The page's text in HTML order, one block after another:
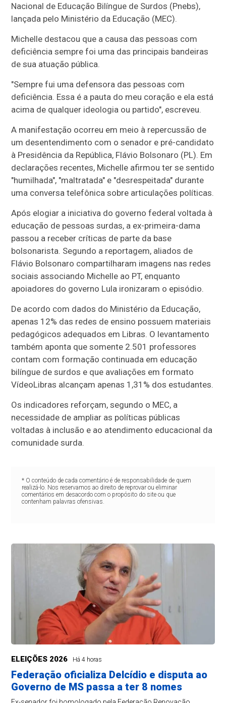
Nacional de Educação Bilíngue de Surdos (Pnebs),
lançada pelo Ministério da Educação (MEC).
Michelle destacou que a causa das pessoas com
deficiência sempre foi uma das principais bandeiras
de sua atuação pública.
"Sempre fui uma defensora das pessoas com
deficiência. Essa é a pauta do meu coração e ela está
acima de qualquer ideologia ou partido", escreveu.
A manifestação ocorreu em meio à repercussão de
um desentendimento com o senador e pré-candidato
à Presidência da República, Flávio Bolsonaro (PL). Em
declarações recentes, Michelle afirmou ter se sentido
"humilhada", "maltratada" e "desrespeitada" durante
uma conversa telefônica sobre articulações políticas.
Após elogiar a iniciativa do governo federal voltada à
educação de pessoas surdas, a ex-primeira-dama
passou a receber críticas de parte da base
bolsonarista. Segundo a reportagem, aliados de
Flávio Bolsonaro compartilharam imagens nas redes
sociais associando Michelle ao PT, enquanto
apoiadores do governo Lula ironizaram o episódio.
De acordo com dados do Ministério da Educação,
apenas 12% das redes de ensino possuem materiais
pedagógicos adequados em Libras. O levantamento
também aponta que somente 2.501 professores
contam com formação continuada em educação
bilíngue de surdos e que avaliações em formato
VídeoLibras alcançam apenas 1,31% dos estudantes.
Os indicadores reforçam, segundo o MEC, a
necessidade de ampliar as políticas públicas
voltadas à inclusão e ao atendimento educacional da
comunidade surda.
* O conteúdo de cada comentário é de responsabilidade de quem
realizá-lo. Nos reservamos ao direito de reprovar ou eliminar
comentários em desacordo com o propósito do site ou que
contenham palavras ofensivas.
ELEIÇÕES 2026 Há 4 horas
Federação oficializa Delcídio e disputa ao
Governo de MS passa a ter 8 nomes